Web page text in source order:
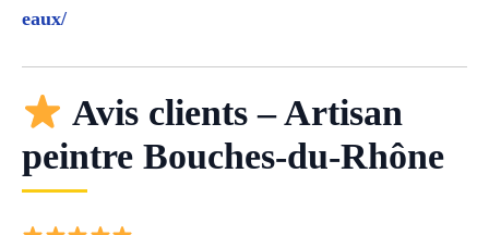
eaux/
Avis clients – Artisan
peintre Bouches-du-Rhône